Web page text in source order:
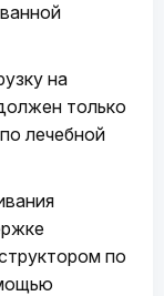
на
только
лечебной
по